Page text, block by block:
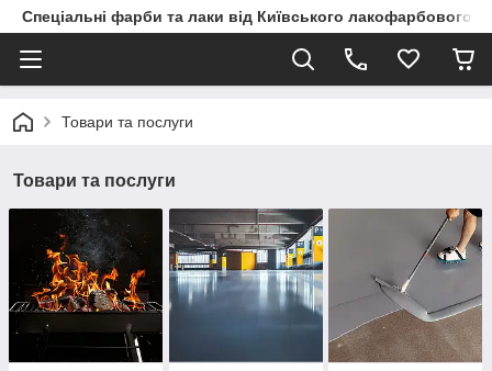
Спеціальні фарби та лаки від Київського
Товари та послуги
Товари та послуги